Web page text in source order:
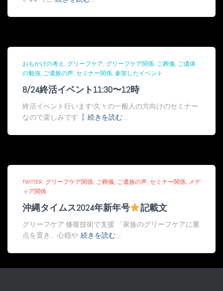
おもかげの考え グリーフケア グリーフケア関係 ご葬儀 ご遺体
の勉強 ご遺族の声 セミナー関係 参加したイベント
8/24終活イベント11:30〜12時
終活イベント行います!久々の一般人の方向けのセミナー
なので楽しみです【 続きを読む…
TWITTER グリーフケア関係 ご葬儀 ご遺族の声 セミナー関係 メデ
ィア関係
沖縄タイムス2024年新年号 記載文
グリーフケア 修復技術で支援 「家族のグリーフケアに重
点を置き、心穏や 続きを読む…